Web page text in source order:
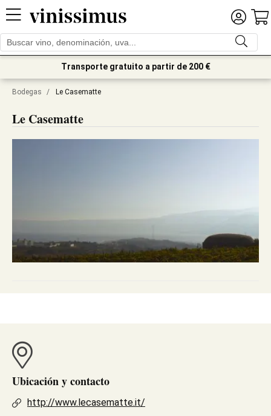
Transporte gratuito a partir de 200 €
Bodegas / Le Casematte
Le Casematte
Ubicación y contacto
http://www.lecasematte.it/